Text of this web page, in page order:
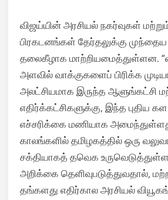
விஜய்யின் அரசியல் நகர்வுகள்
பிரகடனங்கள் தேர்தலுக்கு
தலைகீழாக மாற்றியமைத்துள்ளன.
அளவில் வாக்குகளைப் பிரிக்க
அலட்சியமாக இருந்த ஆளுங்கட்சி
எதிர்க்கட்சிகளுக்கு, இந்த புதிய
எச்சரிக்கை மணியாக
காலங்களில் தமிழகத்தில் ஒரு
சக்தியாகத் தவெக
அறிக்கை தெளிவுபடுத்துவதால்,
தங்களது எதிர்கால அரசியல்